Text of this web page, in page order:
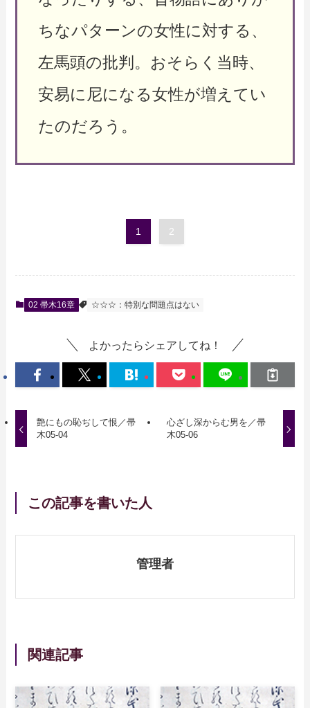
ちなパターンの女性に対する、
左馬頭の批判。おそらく当時、
安易に尼になる女性が増えてい
たのだろう。
1 2
02 帚木16章 ☆☆☆：特別な問題点はない
よかったらシェアしてね！
艶にもの恥ぢして恨／帚
木05-04
心ざし深からむ男を／帚
木05-06
この記事を書いた人
管理者
関連記事